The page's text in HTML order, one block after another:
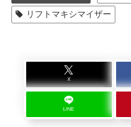
リフトマキシマイザー
X
LINE